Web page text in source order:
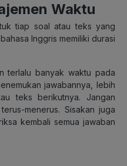
Waktu
tiap soal atau teks yang
Inggris memiliki durasi
terlalu banyak waktu pada
jawabannya, lebih
teks berikutnya. Jangan
menerus. Sisakan juga
kembali semua jawaban